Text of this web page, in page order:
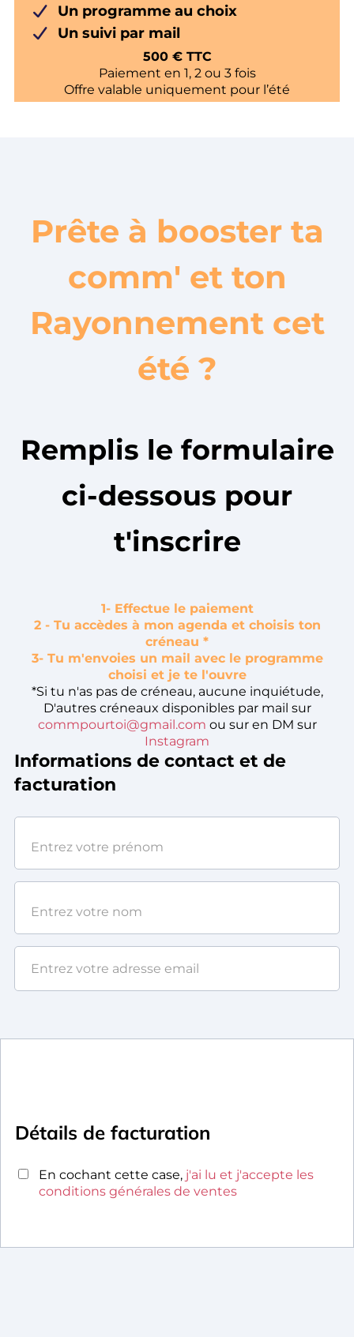
Un programme au choix
Un suivi par mail
500 € TTC
Paiement en 1, 2 ou 3 fois
Offre valable uniquement pour l’été
Prête à booster ta
comm' et ton
Rayonnement cet
été ?
Remplis le formulaire
ci-dessous pour
t'inscrire
1- Effectue le paiement
2 - Tu accèdes à mon agenda et choisis ton
créneau *
3- Tu m'envoies un mail avec le programme
choisi et je te l'ouvre
*Si tu n'as pas de créneau, aucune inquiétude,
D'autres créneaux disponibles par mail sur
commpourtoi@gmail.com ou sur en DM sur
Instagram
Informations de contact et de
facturation
Détails de facturation
En cochant cette case, j'ai lu et j'accepte les
conditions générales de ventes